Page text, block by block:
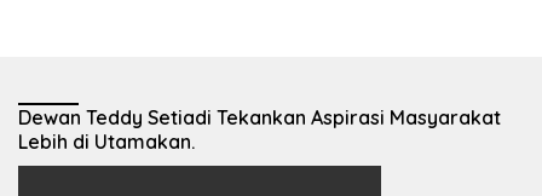
Dewan Teddy Setiadi Tekankan Aspirasi Masyarakat
Lebih di Utamakan.